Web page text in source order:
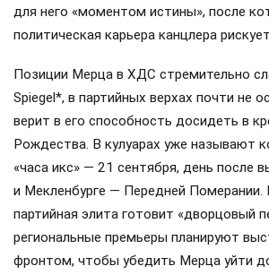
для него «моментом истины», после
политическая карьера канцлера
Позиции Мерца в ХДС стремительно
Spiegel*, в партийных верхах почти не
верит в его способность досидеть в
Рождества. В кулуарах уже называют
«часа икс» — 21 сентября, день после
и Мекленбурге — Передней Померании.
партийная элита готовит «дворцовый
региональные премьеры планируют
фронтом, чтобы убедить Мерца уйти